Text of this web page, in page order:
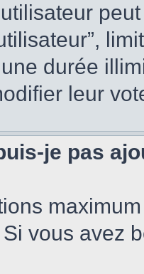
une durée
leur
je pas
Si vous avez